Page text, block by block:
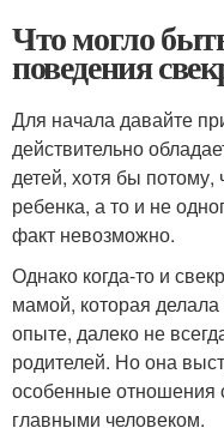
Что могло
поведения
Для начала давайте
действительно
детей, хотя бы потому,
ребенка, а то и не
факт невозможно.
Однако когда-то и
мамой, которая
опыте, далеко не
родителей. Но она
особенные отношения
главными человеком.